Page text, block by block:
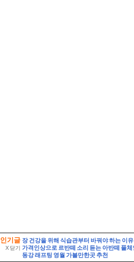
인기글
X 닫기
장 건강을 위해 식습관부터 바꿔야 하는 이유
동강 래프팅 영월 가볼만한곳 추천